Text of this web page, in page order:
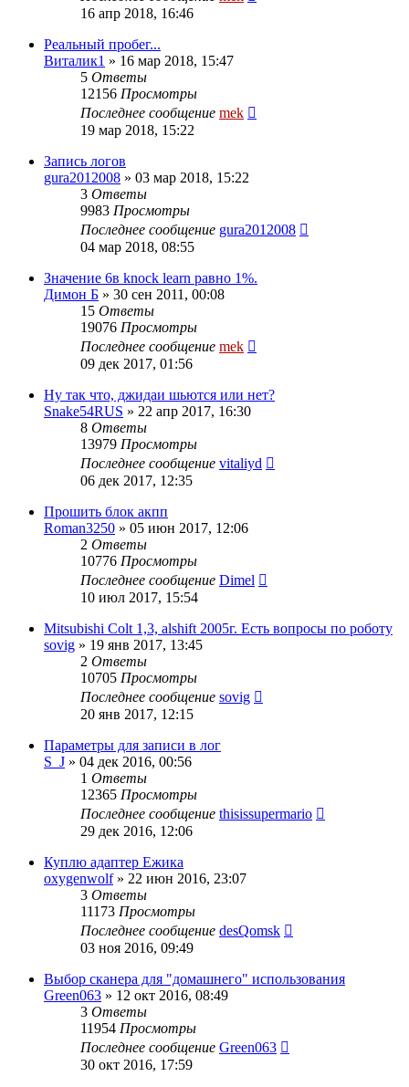
16 апр 2018, 16:46
Реальный пробег...
Виталик1 » 16 мар 2018, 15:47
5 Ответы
12156 Просмотры
Последнее сообщение mek
19 мар 2018, 15:22
Запись логов
gura2012008 » 03 мар 2018, 15:22
3 Ответы
9983 Просмотры
Последнее сообщение gura2012008
04 мар 2018, 08:55
Значение 6в knock learn равно 1%.
Димон Б » 30 сен 2011, 00:08
15 Ответы
19076 Просмотры
Последнее сообщение mek
09 дек 2017, 01:56
Ну так что, джидаи шьются или нет?
Snake54RUS » 22 апр 2017, 16:30
8 Ответы
13979 Просмотры
Последнее сообщение vitaliyd
06 дек 2017, 12:35
Прошить блок акпп
Roman3250 » 05 июн 2017, 12:06
2 Ответы
10776 Просмотры
Последнее сообщение Dimel
10 июл 2017, 15:54
Mitsubishi Colt 1,3, alshift 2005г. Есть вопросы по роботу
sovig » 19 янв 2017, 13:45
2 Ответы
10705 Просмотры
Последнее сообщение sovig
20 янв 2017, 12:15
Параметры для записи в лог
S_J » 04 дек 2016, 00:56
1 Ответы
12365 Просмотры
Последнее сообщение thisissupermario
29 дек 2016, 12:06
Куплю адаптер Ежика
oxygenwolf» 22 июн 2016, 23:07
3 Ответы
11173 Просмотры
Последнее сообщение desQomsk
03 ноя 2016, 09:49
Выбор сканера для "домашнего" использования
Green063 » 12 окт 2016, 08:49
3 Ответы
11954 Просмотры
Последнее сообщение Green063
30 окт 2016, 17:59